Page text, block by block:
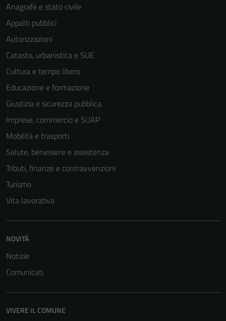
Anagrafe e stato civile
Appalti pubblici
Autorizzazioni
Catasto, urbanistica e SUE
Cultura e tempo libero
Educazione e formazione
Giustizia e sicurezza pubblica
Imprese, commercio e SUAP
Mobilità e trasporti
Salute, benessere e assistenza
Tributi, finanze e contravvenzioni
Turismo
Vita lavorativa
NOVITÀ
Notizie
Comunicati
VIVERE IL COMUNE